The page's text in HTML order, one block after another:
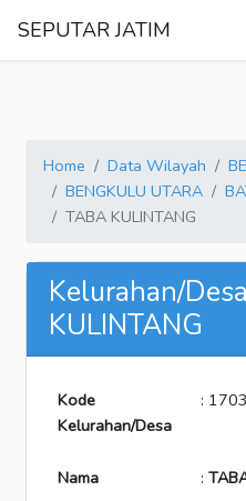
SEPUTAR JATIM
Home Data Wilayah
BENGKULU UTARA
TABA KULINTANG
Kelurahan/
KULINTANG
Kode
Kelurahan/Desa
:
Nama :